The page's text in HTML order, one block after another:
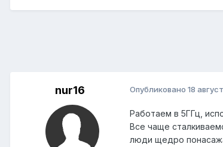
nur16 Опубликовано 18
Работаем в 5ГГц,
Все чаще
люди щедро